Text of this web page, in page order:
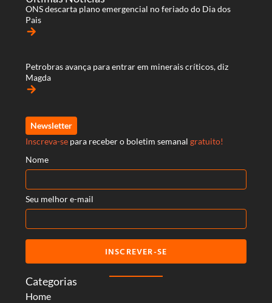
Categorias
Home
ONS descarta plano emergencial no feriado do Dia dos
Pais
arrow_forward
Petrobras avança para entrar em minerais críticos, diz
Magda
arrow_forward
Newsletter
Inscreva-se para receber o boletim semanal gratuito!
Nome
Seu melhor e-mail
INSCREVER-SE